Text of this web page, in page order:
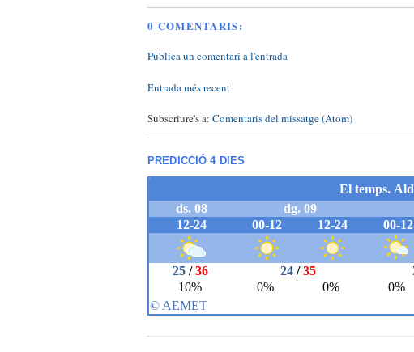
0 COMENTARIS:
Publica un comentari a l'entrada
Entrada més recent
Subscriure's a: Comentaris del missatge (Atom)
PREDICCIÓ 4 DIES